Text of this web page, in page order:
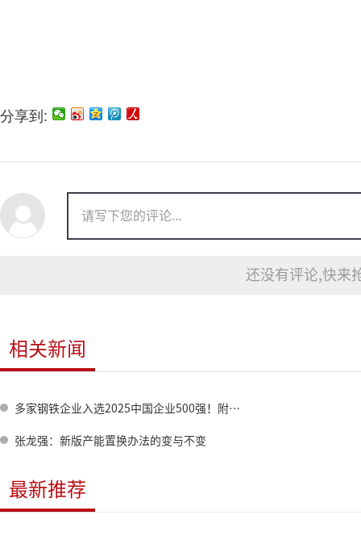
分享到:
还没有评论,快来
相关新闻
多家钢铁企业入选2025中国企业500强！附全名单→
张龙强：新版产能置换办法的变与不变
最新推荐